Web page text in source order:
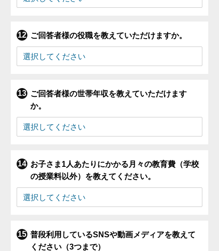
ご回答者様の役職を教えていただけますか。
ご回答者様の世帯年収を教えていただけます
か。
お子さま1人あたりにかかる月々の教育費（学校
の授業料以外）を教えてください。
普段利用しているSNSや動画メディアを教えて
ください（3つまで）